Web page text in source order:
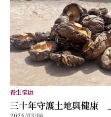
養生健康
三十年守護土地與健康
2026/03/06